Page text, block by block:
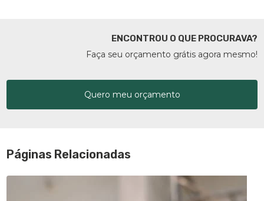
ENCONTROU O QUE PROCURAVA?
Faça seu orçamento grátis agora mesmo!
Quero meu orçamento
Páginas Relacionadas